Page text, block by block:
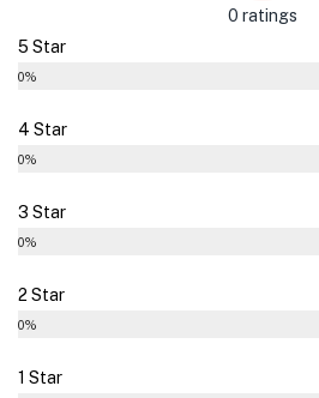
0 ratings
5 Star
0%
4 Star
0%
3 Star
0%
2 Star
0%
1 Star